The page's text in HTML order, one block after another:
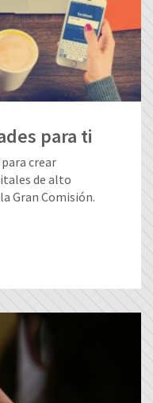
para ti
crear
de alto
Gran Comisión.